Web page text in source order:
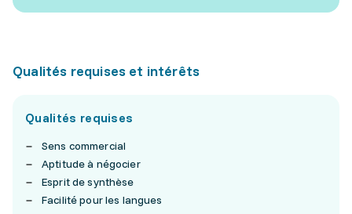
Qualités requises et intérêts
Qualités requises
Sens commercial
Aptitude à négocier
Esprit de synthèse
Facilité pour les langues